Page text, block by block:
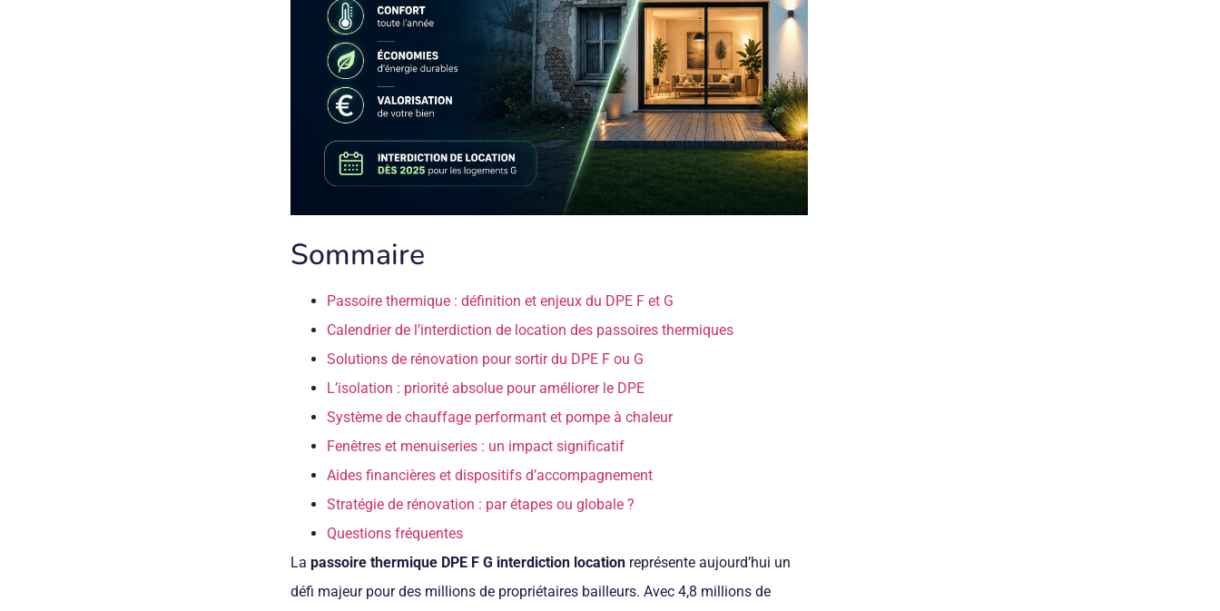
Sommaire
Passoire thermique : définition et enjeux du DPE F et G
Calendrier de l’interdiction de location des passoires thermiques
Solutions de rénovation pour sortir du DPE F ou G
L’isolation : priorité absolue pour améliorer le DPE
Système de chauffage performant et pompe à chaleur
Fenêtres et menuiseries : un impact significatif
Aides financières et dispositifs d’accompagnement
Stratégie de rénovation : par étapes ou globale ?
Questions fréquentes
La passoire thermique DPE F G interdiction location représente aujourd’hui un
défi majeur pour des millions de propriétaires bailleurs. Avec 4,8 millions de